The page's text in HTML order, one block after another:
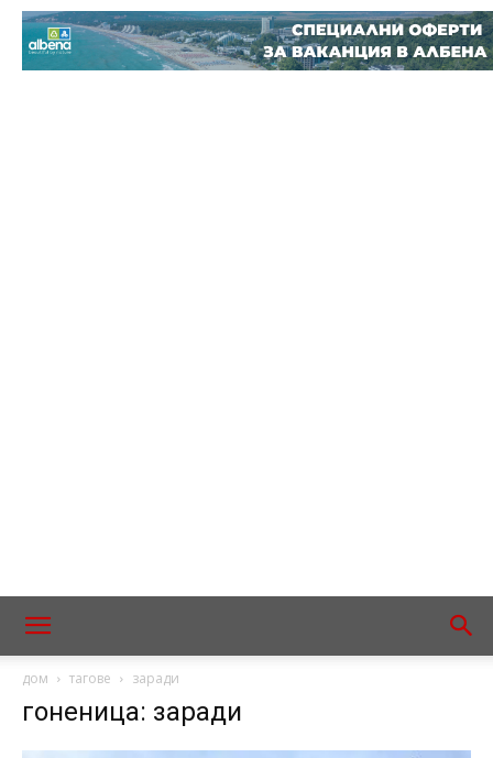
дом тагове заради
гоненица: заради